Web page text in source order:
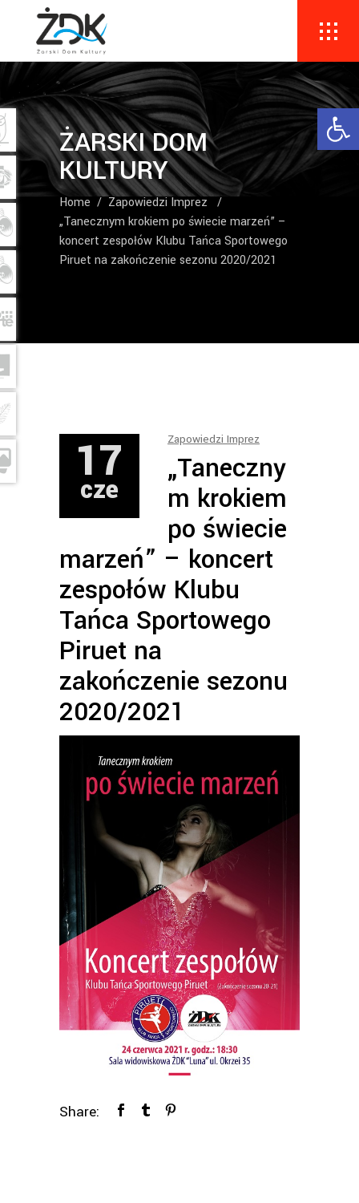
ŻARSKI DOM
KULTURY
Home/Zapowiedzi Imprez/
„Tanecznym krokiem po świecie marzeń” –
koncert zespołów Klubu Tańca Sportowego
Piruet na zakończenie sezonu 2020/2021
17
cze
Zapowiedzi Imprez
„Taneczny
m krokiem
po świecie
marzeń” – koncert
zespołów Klubu
Tańca Sportowego
Piruet na
zakończenie sezonu
2020/2021
Share: